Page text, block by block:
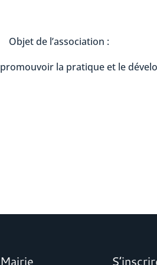
Objet de l’association :
promouvoir la pratique et le
Mairie